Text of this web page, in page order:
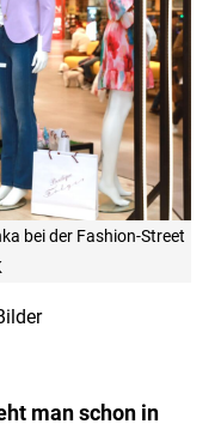
bei der Fashion-Street
man schon in